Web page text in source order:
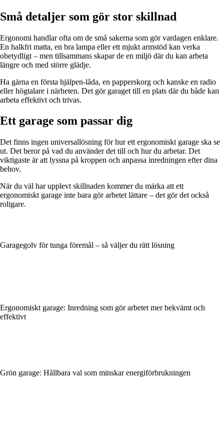
Små detaljer som gör stor skillnad
Ergonomi handlar ofta om de små sakerna som gör vardagen enklare.
En halkfri matta, en bra lampa eller ett mjukt armstöd kan verka
obetydligt – men tillsammans skapar de en miljö där du kan arbeta
längre och med större glädje.
Ha gärna en första hjälpen-låda, en papperskorg och kanske en radio
eller högtalare i närheten. Det gör garaget till en plats där du både kan
arbeta effektivt och trivas.
Ett garage som passar dig
Det finns ingen universallösning för hur ett ergonomiskt garage ska se
ut. Det beror på vad du använder det till och hur du arbetar. Det
viktigaste är att lyssna på kroppen och anpassa inredningen efter dina
behov.
När du väl har upplevt skillnaden kommer du märka att ett
ergonomiskt garage inte bara gör arbetet lättare – det gör det också
roligare.
Garagegolv för tunga föremål – så väljer du rätt lösning
Ergonomiskt garage: Inredning som gör arbetet mer bekvämt och
effektivt
Grön garage: Hållbara val som minskar energiförbrukningen